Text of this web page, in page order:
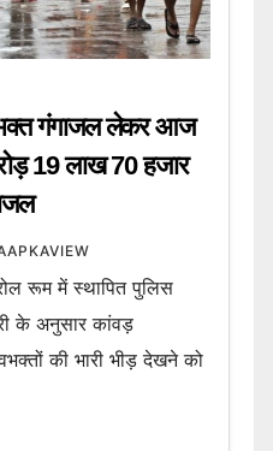
गंगाजल लेकर आज
19 लाख 70 हजार
रूम में स्थापित पुलिस
के अनुसार कांवड़
की भारी भीड़ देखने को